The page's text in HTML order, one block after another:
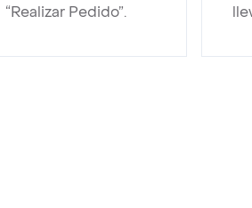
“Realizar Pedido”.